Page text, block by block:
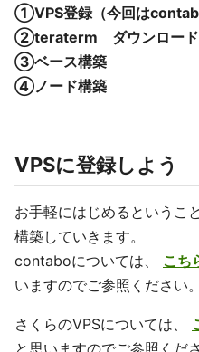
①VPS登録（今回は
②teraterm ダウンロード
③ベース構築
④ノード構築
VPSに登録しよう
お手軽にはじめるというこ
構築していきます。
contaboについては、 こち
いますのでご参照ください。
さくらのVPSについては、
と思いますのでご参照くださ